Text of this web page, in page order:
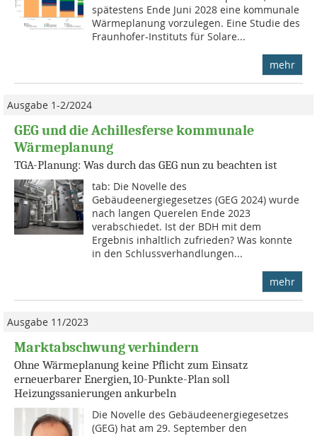
spätestens Ende Juni 2028 eine kommunale
Wärmeplanung vorzulegen. Eine Studie des
Fraunhofer-Instituts für Solare...
mehr
Ausgabe 1-2/2024
GEG und die Achillesferse kommunale
Wärmeplanung
TGA-Planung: Was durch das GEG nun zu beachten ist
tab: Die Novelle des
Gebäudeenergiegesetzes (GEG 2024) wurde
nach langen Querelen Ende 2023
verabschiedet. Ist der BDH mit dem
Ergebnis inhaltlich zufrieden? Was konnte
in den Schlussverhandlungen...
mehr
Ausgabe 11/2023
Marktabschwung verhindern
Ohne Wärmeplanung keine Pflicht zum Einsatz
erneuerbarer Energien, 10-Punkte-Plan soll
Heizungssanierungen ankurbeln
Die Novelle des Gebäudeenergiegesetzes
(GEG) hat am 29. September den